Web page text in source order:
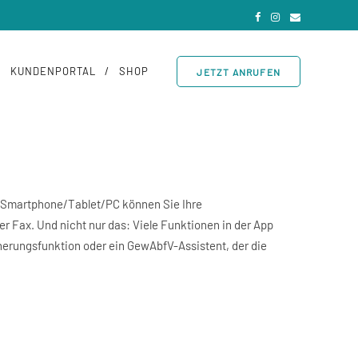
JETZT ANRUFEN
KUNDENPORTAL SHOP
Tablet/PC können Sie Ihre
Fax. Und nicht nur das: Viele Funktionen in der App
oder ein GewAbfV-Assistent, der die